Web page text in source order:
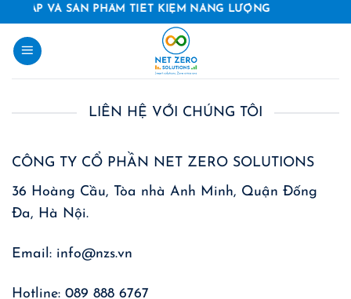
content
PHÁP VÀ SẢN PHẨM TIẾT KIỆM NĂNG LƯỢNG
LIÊN HỆ VỚI CHÚNG TÔI
CÔNG TY CỔ PHẦN NET ZERO SOLUTIONS
36 Hoàng Cầu, Tòa nhà Anh Minh, Quận Đống
Đa, Hà Nội.
Email: info@nzs.vn
Hotline: 089 888 6767